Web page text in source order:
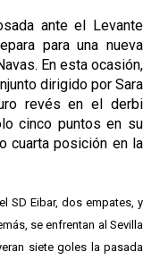
ante el Levante
para una nueva
En esta ocasión,
dirigido por Sara
revés en el derbi
cinco puntos en su
cuarta posición en la
SD Eibar, dos empates, y
se enfrentan al Sevilla
siete goles la pasada